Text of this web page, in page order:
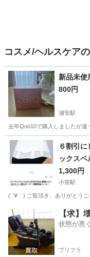
コスメ/ヘルスケア
新品未使
800円
浦安駅
去年Qoo10で購入しましたが違
千葉 浦安市 浦安駅
６割引
ックス
ポーター
1,300円
小室駅
( ´∀｀) ご覧頂き、ありがとう
千葉 印西市 小室駅
【求】
状態が悪
プリフラ